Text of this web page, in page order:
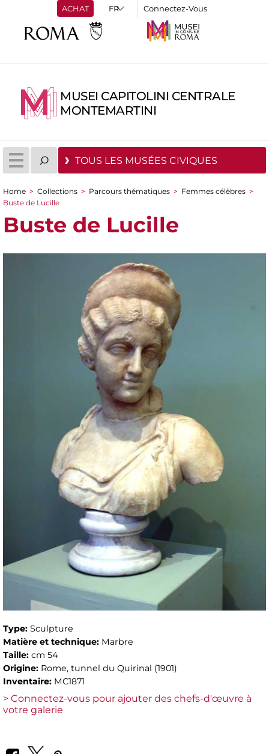
ACHAT Connectez-Vous
MUSEI CAPITOLINI CENTRALE
MONTEMARTINI
TOUS LES MUSÉES CIVIQUES
You are here
Home > Collections > Parcours thématiques > Femmes célèbres >
Buste de Lucille
Buste de Lucille
Type: Sculpture
Matière et technique: Marbre
Taille: cm 54
Origine: Rome, tunnel du Quirinal (1901)
Inventaire: MC1871
> Connectez-vous pour ajouter des chefs-d'œuvre à
votre galerie